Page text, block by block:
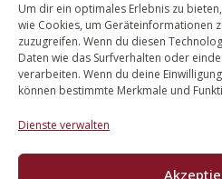
Um dir ein optimales Erlebnis zu
wie Cookies, um Geräteinformationen
zuzugreifen. Wenn du diesen
Daten wie das Surfverhalten oder
verarbeiten. Wenn du deine
können bestimmte Merkmale und
Dienste verwalten
WALEK
Bachstraße 13
56727 Mayen
02651 98 900
info@walek-